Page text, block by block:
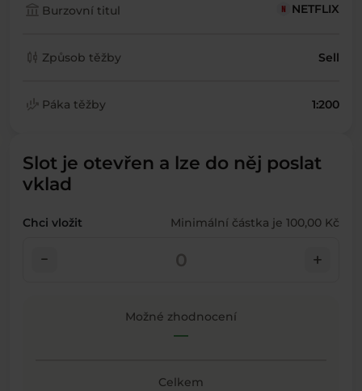
account_balance Burzovní titul NETFLIX
candlestick_chart Způsob těžby Sell
finance_mode Páka těžby 1:200
Slot je otevřen a lze do něj poslat
vklad
Chci vložit Minimální částka je 100,00 Kč
check_indeterminate_small add
Možné zhodnocení
—
Celkem